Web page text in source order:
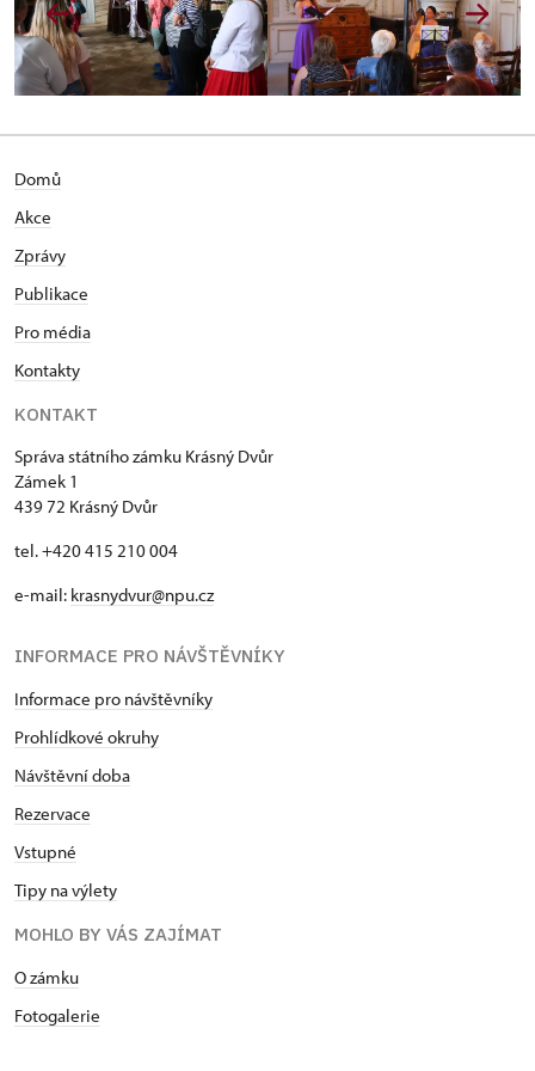
Domů
Akce
Zprávy
Publikace
Pro média
Kontakty
KONTAKT
Správa státního zámku Krásný Dvůr
Zámek 1
439 72 Krásný Dvůr
tel. +420 415 210 004
e-mail: krasnydvur@npu.cz
INFORMACE PRO NÁVŠTĚVNÍKY
Informace pro návštěvníky
Prohlídkové okruhy
Návštěvní doba
Rezervace
Vstupné
Tipy na výlety
MOHLO BY VÁS ZAJÍMAT
O zámku
Fotogalerie